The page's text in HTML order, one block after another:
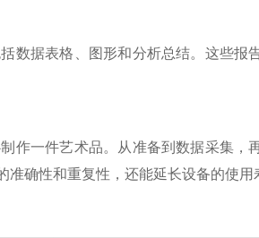
据表格、图形和分析总结。这些报
作一件艺术品。从准备到数据采集，
确性和重复性，还能延长设备的使用